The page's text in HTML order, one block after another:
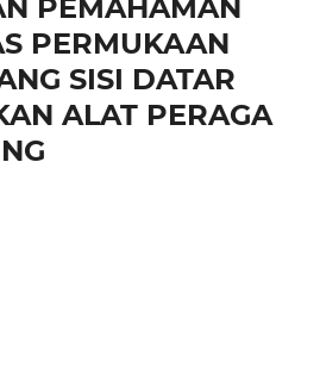
PEMAHAMAN
PERMUKAAN
SISI DATAR
ALAT PERAGA